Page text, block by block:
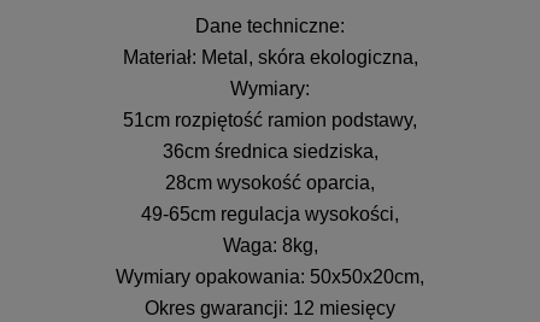
Dane techniczne:
Materiał: Metal, skóra ekologiczna,
Wymiary:
51cm rozpiętość ramion podstawy,
36cm średnica siedziska,
28cm wysokość oparcia,
49-65cm regulacja wysokości,
Waga: 8kg,
Wymiary opakowania: 50x50x20cm,
Okres gwarancji: 12 miesięcy